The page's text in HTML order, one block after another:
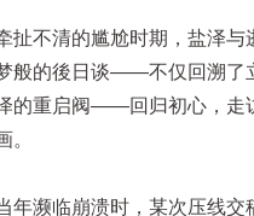
扯不清的尴尬时期，盐泽与
般的後日谈——不仅回溯了
的重启阀——回归初心，走
。
年濒临崩溃时，某次压线交